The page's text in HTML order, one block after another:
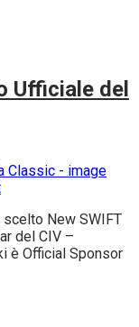
Ufficiale del
New SWIFT
del CIV –
è Official Sponsor